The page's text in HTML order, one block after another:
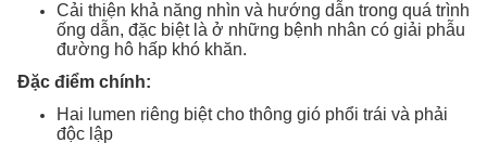
Cải thiện khả năng nhìn và hướng dẫn trong quá trình
ống dẫn, đặc biệt là ở những bệnh nhân có giải phẫu
đường hô hấp khó khăn.
Đặc điểm chính:
Hai lumen riêng biệt cho thông gió phổi trái và phải
độc lập